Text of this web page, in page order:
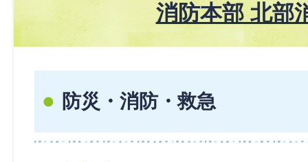
消防本部 北部
防災・消防・救急